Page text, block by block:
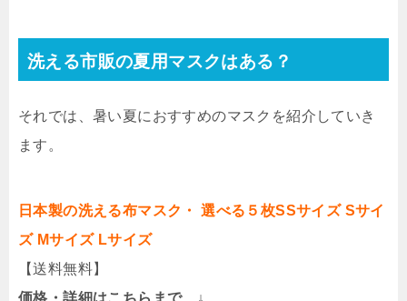
洗える市販の夏用マスクはある？
それでは、暑い夏におすすめのマスクを紹介していき
ます。
日本製の洗える布マスク・ 選べる５枚SSサイズ Sサイ
ズ Mサイズ Lサイズ
【送料無料】